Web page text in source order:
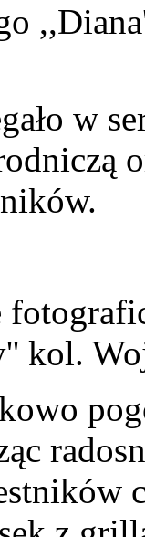
w
kol.